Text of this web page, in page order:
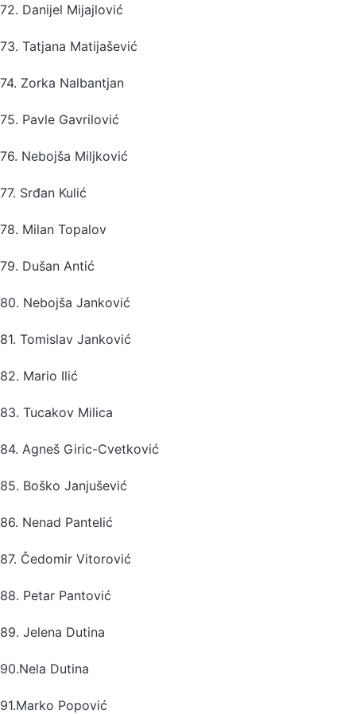
72. Danijel Mijajlović
73. Tatjana Matijašević
74. Zorka Nalbantjan
75. Pavle Gavrilović
76. Nebojša Miljković
77. Srđan Kulić
78. Milan Topalov
79. Dušan Antić
80. Nebojša Janković
81. Tomislav Janković
82. Mario Ilić
83. Tucakov Milica
84. Agneš Giric-Cvetković
85. Boško Janjušević
86. Nenad Pantelić
87. Čedomir Vitorović
88. Petar Pantović
89. Jelena Dutina
90.Nela Dutina
91.Marko Popović